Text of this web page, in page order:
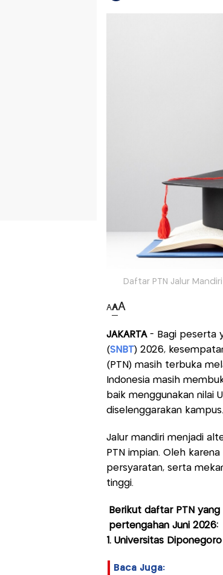
Daftar PTN Jalur
AAA
JAKARTA- Bagi peserta
(SNBT) 2026,
(PTN) masih terbuka
Indonesia masih
baik menggunakan nilai
diselenggarakan kampus.
Jalur mandiri menjadi
PTN impian. Oleh
persyaratan, serta
tinggi.
Berikut daftar PTN
pertengahan Juni 2026:
1. Universitas
Baca Juga: